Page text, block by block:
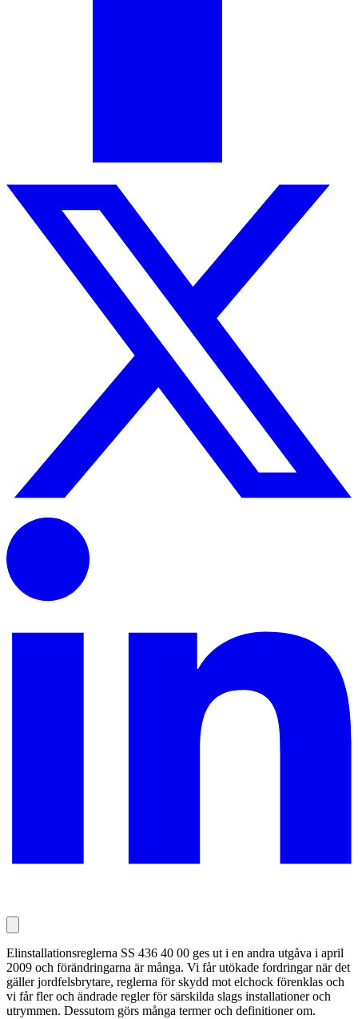
Elinstallationsreglerna SS 436 40 00 ges ut i en andra utgåva i april
2009 och förändringarna är många. Vi får utökade fordringar när det
gäller jordfelsbrytare, reglerna för skydd mot elchock förenklas och
vi får fler och ändrade regler för särskilda slags installationer och
utrymmen. Dessutom görs många termer och definitioner om.